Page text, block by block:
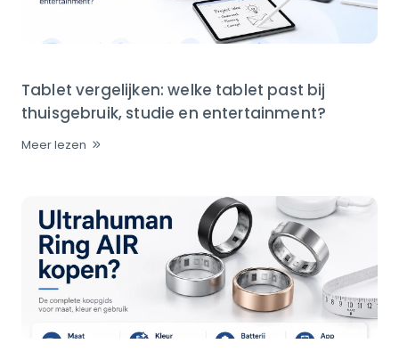
Tablet vergelijken: welke tablet past bij
thuisgebruik, studie en entertainment?
Meer lezen